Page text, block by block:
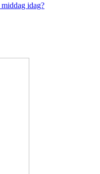
idag?